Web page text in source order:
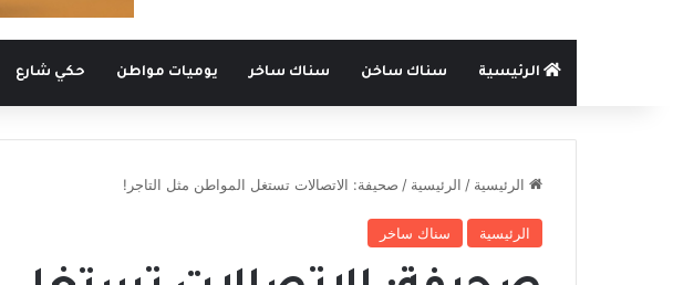
الرئيسية سناك ساخن سناك ساخر يوميات مواطن حكي شارع
الرئيسية / الرئيسية / صحيفة: الاتصالات تستغل المواطن مثل التاجر!
الرئيسية سناك ساخر